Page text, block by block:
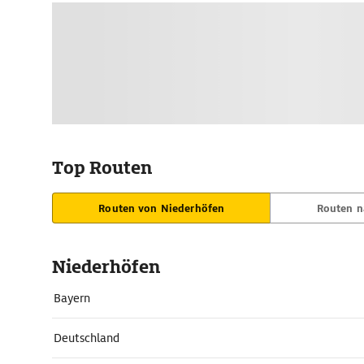
Top Routen
Routen von Niederhöfen Routen
Niederhöfen
Bayern
Deutschland